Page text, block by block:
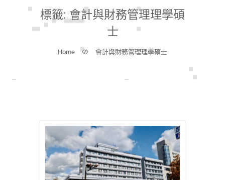
標籤: 會計與財務管理理學碩
士
Home 會計與財務管理理學碩士